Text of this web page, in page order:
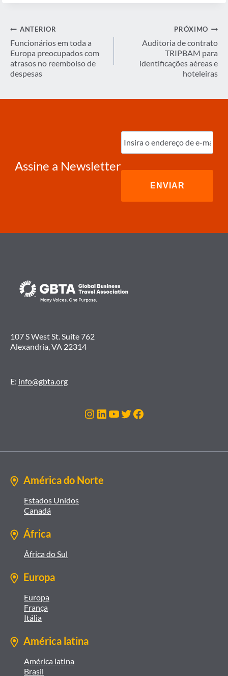
Navegação
de
Post
ANTERIOR
Funcionários em toda a
Europa preocupados com
atrasos no reembolso de
despesas
PRÓXIMO
Auditoria de contrato
TRIPBAM para
identificações aéreas e
hoteleiras
Assine a Newsletter
Digite
o
e-
107 S West St. Suite 762
Alexandria, VA 22314
E: info@gbta.org
Instagram
LinkedIn
Youtube
Twitter
Facebook
América do Norte
Estados Unidos
Canadá
África
África do Sul
Europa
Europa
França
Itália
América latina
América latina
Brasil